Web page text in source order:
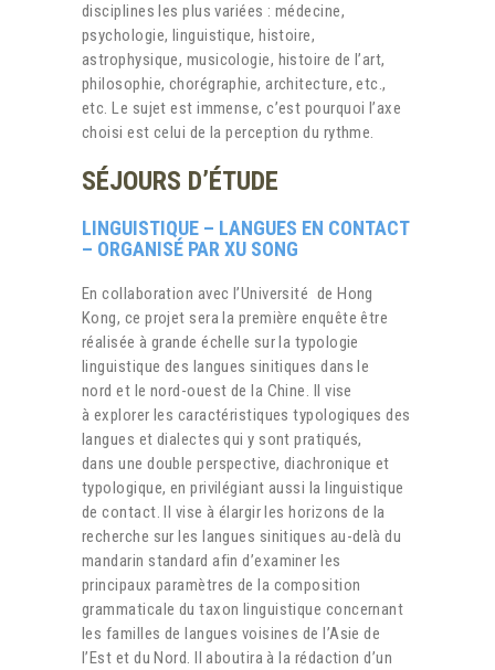
disciplines les plus variées : médecine,
psychologie, linguistique, histoire,
astrophysique, musicologie, histoire de l’art,
philosophie, chorégraphie, architecture, etc.,
etc. Le sujet est immense, c’est pourquoi l’axe
choisi est celui de la perception du rythme.
SÉJOURS D’ÉTUDE
LINGUISTIQUE – LANGUES EN CONTACT
– ORGANISÉ PAR XU SONG
En collaboration avec l’Université de Hong
Kong, ce projet sera la première enquête être
réalisée à grande échelle sur la typologie
linguistique des langues sinitiques dans le
nord et le nord-ouest de la Chine. Il vise
à explorer les caractéristiques typologiques des
langues et dialectes qui y sont pratiqués,
dans une double perspective, diachronique et
typologique, en privilégiant aussi la linguistique
de contact. Il vise à élargir les horizons de la
recherche sur les langues sinitiques au-delà du
mandarin standard afin d’examiner les
principaux paramètres de la composition
grammaticale du taxon linguistique concernant
les familles de langues voisines de l’Asie de
l’Est et du Nord. Il aboutira à la rédaction d’un